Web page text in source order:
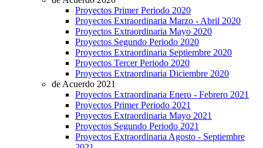
Proyectos Primer Periodo 2020
Proyectos Extraordinaria Marzo - Abril 2020
Proyectos Extraordinaria Mayo 2020
Proyectos Segundo Periodo 2020
Proyectos Extraordinaria Septiembre 2020
Proyectos Tercer Periodo 2020
Proyectos Extraordinaria Diciembre 2020
de Acuerdo 2021
Proyectos Extraordinaria Enero - Febrero 2021
Proyectos Primer Periodo 2021
Proyectos Extraordinaria Mayo 2021
Proyectos Segundo Periodo 2021
Proyectos Extraordinaria Agosto - Septiembre